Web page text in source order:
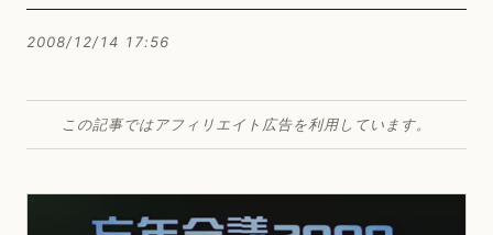
2008/12/14 17:56
この記事ではアフィリエイト広告を利用しています。